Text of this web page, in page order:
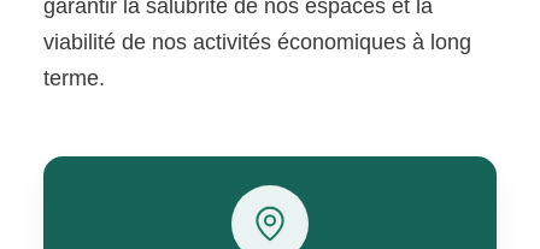
garantir la salubrité de nos espaces et la
viabilité de nos activités économiques à long
terme.